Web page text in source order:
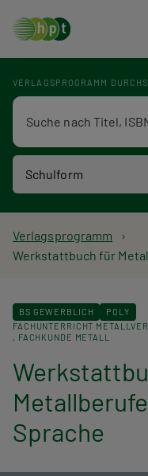
VERLAGSPROGRAMM
Schulform
Verlagsprogramm
P
a
d
n
a
v
i
Verlagsprogramm
Werkstattbuch für
BS GEWERBLICH
POLY
FACHUNTERRICHT
FACHKUNDE METALL
Sprache